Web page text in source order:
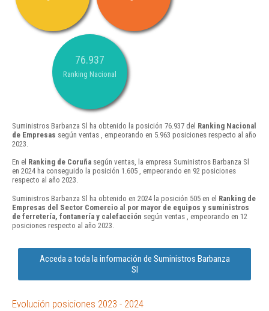
76.937
Ranking Nacional
Suministros Barbanza Sl ha obtenido la posición 76.937 del Ranking Nacional
de Empresas según ventas , empeorando en 5.963 posiciones respecto al año
2023.
En el Ranking de Coruña según ventas, la empresa Suministros Barbanza Sl
en 2024 ha conseguido la posición 1.605 , empeorando en 92 posiciones
respecto al año 2023.
Suministros Barbanza Sl ha obtenido en 2024 la posición 505 en el Ranking de
Empresas del Sector Comercio al por mayor de equipos y suministros
de ferretería, fontanería y calefacción según ventas , empeorando en 12
posiciones respecto al año 2023.
Acceda a toda la información de Suministros Barbanza
Sl
Evolución posiciones 2023 - 2024